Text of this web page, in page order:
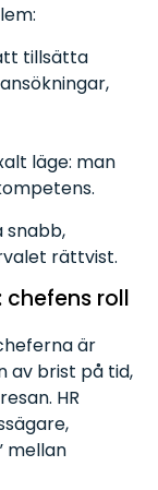
tillsätta
läge: man
snabb,
rättvist.
roll
är
av brist på tid,
HR
mellan